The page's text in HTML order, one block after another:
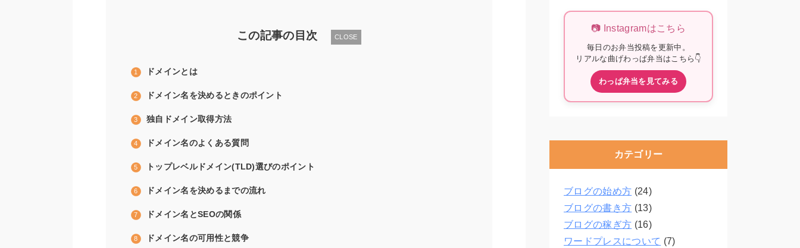
この記事の目次 CLOSE
ドメインとは
ドメイン名を決めるときのポイント
独自ドメイン取得方法
ドメイン名のよくある質問
トップレベルドメイン(TLD)選びのポイント
ドメイン名を決めるまでの流れ
ドメイン名とSEOの関係
ドメイン名の可用性と競争
📷 Instagramはこちら
毎日のお弁当投稿を更新中。
リアルな曲げわっぱ弁当はこちら👇
わっぱ弁当を見てみる
カテゴリー
ブログの始め方 (24)
ブログの書き方 (13)
ブログの稼ぎ方 (16)
ワードプレスについて (7)